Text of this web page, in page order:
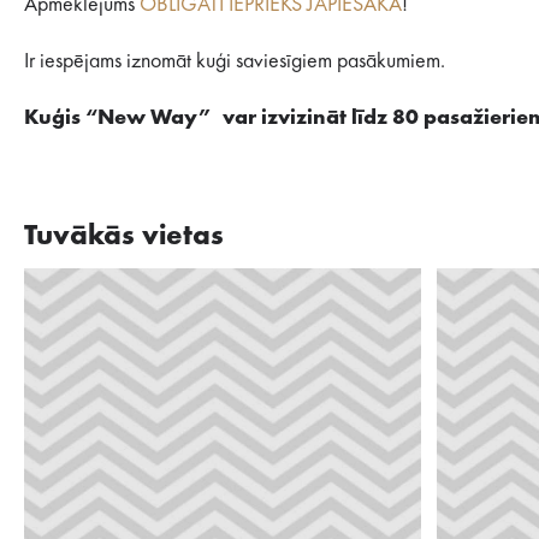
Apmeklējums OBLIGĀTI IEPRIEKŠ JĀPIESAKA!
Ir iespējams iznomāt kuģi saviesīgiem pasākumiem.
Kuģis “New Way” var izvizināt līdz 80
Tuvākās vietas